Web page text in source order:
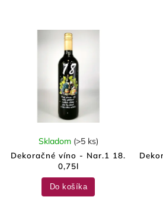
Dekoračné víno - Nar.1 18.
0,75l
Skladom (>5 ks)
Do košíka